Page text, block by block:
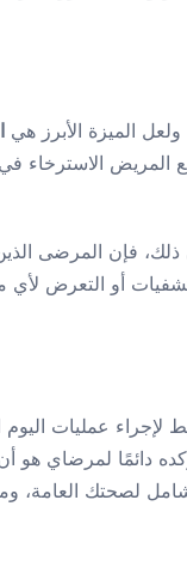
الميزة الأبرز هي
المريض الاسترخاء
ذلك، فإن المرضى
أو التعرض
عمليات اليوم
دائمًا لمرضاي هو
لصحتك العامة،